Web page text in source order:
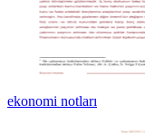
ekonomi notları